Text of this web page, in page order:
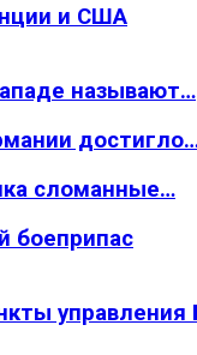
и США
называют…
сломанные…
боеприпас